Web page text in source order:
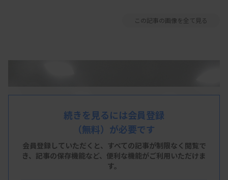
この記事の画像を全て見る
続きを見るには会員登録
（無料）が必要です
会員登録していただくと、すべての記事が制限なく閲覧で
き、 記事の保存機能など、便利な機能がご利用いただけま
す。